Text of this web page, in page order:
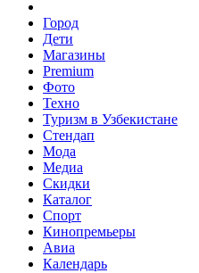
Город
Дети
Магазины
Premium
Фото
Техно
Туризм в Узбекистане
Стендап
Мода
Медиа
Скидки
Каталог
Спорт
Кинопремьеры
Авиа
Календарь